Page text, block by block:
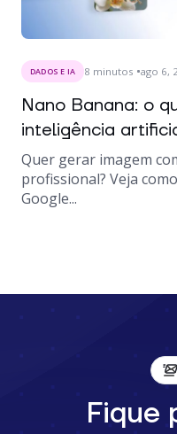
DADOS E IA 8 minutos ago 6,
Nano Banana: o
inteligência
Quer gerar imagem
profissional? Veja
Google...
Fique